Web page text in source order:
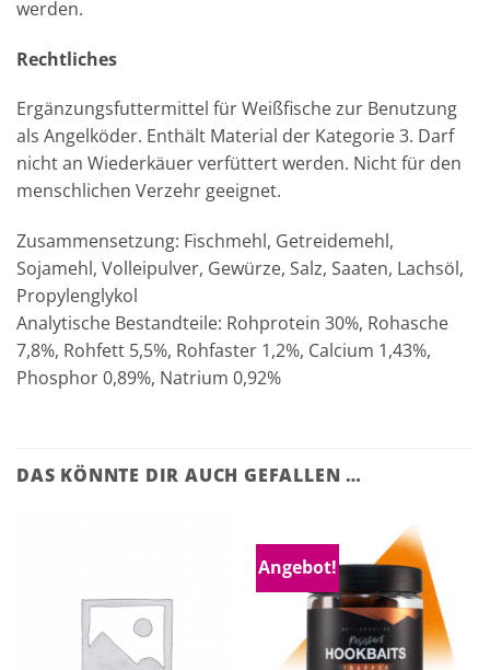
werden.
Rechtliches
Ergänzungsfuttermittel für Weißfische zur Benutzung
als Angelköder. Enthält Material der Kategorie 3. Darf
nicht an Wiederkäuer verfüttert werden. Nicht für den
menschlichen Verzehr geeignet.
Zusammensetzung: Fischmehl, Getreidemehl,
Sojamehl, Volleipulver, Gewürze, Salz, Saaten, Lachsöl,
Propylenglykol
Analytische Bestandteile: Rohprotein 30%, Rohasche
7,8%, Rohfett 5,5%, Rohfaster 1,2%, Calcium 1,43%,
Phosphor 0,89%, Natrium 0,92%
DAS KÖNNTE DIR AUCH GEFALLEN …
Angebot!